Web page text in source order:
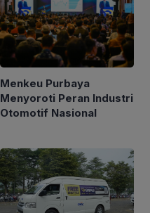
Menkeu Purbaya
Menyoroti Peran Industri
Otomotif Nasional